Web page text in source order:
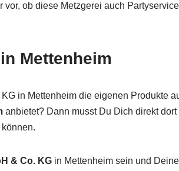
ob diese Metzgerei auch
Mettenheim
in Mettenheim die eigenen Produkte
anbietet? Dann musst Du Dich direkt dort
& Co. KG in Mettenheim sein und Deine